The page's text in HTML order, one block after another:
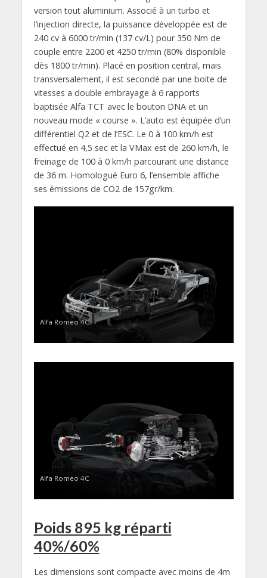
version tout aluminium. Associé à un turbo et
l’injection directe, la puissance développée est de
240 cv à 6000 tr/min (137 cv/L) pour 350 Nm de
couple entre 2200 et 4250 tr/min (80% disponible
dès 1800 tr/min). Placé en position central, mais
transversalement, il est secondé par une boite de
vitesses a double embrayage à 6 rapports
baptisée Alfa TCT avec le bouton DNA et un
nouveau mode « course ». L’auto est équipée d’un
différentiel Q2 et de l’ESC. Le 0 à 100 km/h est
effectué en 4,5 sec et la VMax est de 260 km/h, le
freinage de 100 à 0 km/h parcourant une distance
de 36 m. Homologué Euro 6, l’ensemble affiche
ses émissions de CO2 de 157gr/km.
Alfa Romeo 4C
Alfa Romeo 4C
Poids 895 kg réparti
40%/60%
Les dimensions sont compacte avec moins de 4m